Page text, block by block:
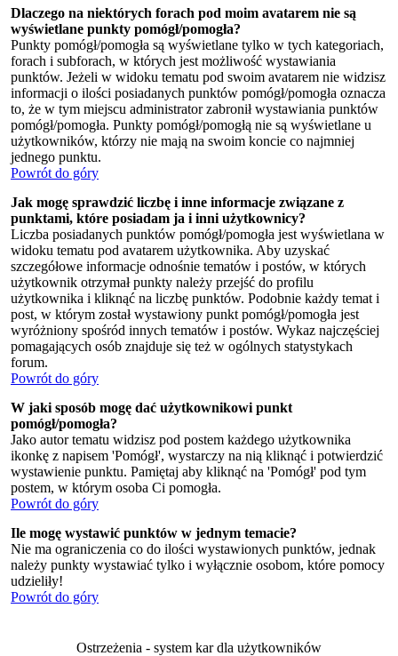
Dlaczego na niektórych forach pod moim avatarem nie są
wyświetlane punkty pomógł/pomogła?
Punkty pomógł/pomogła są wyświetlane tylko w tych kategoriach,
forach i subforach, w których jest możliwość wystawiania
punktów. Jeżeli w widoku tematu pod swoim avatarem nie widzisz
informacji o ilości posiadanych punktów pomógł/pomogła oznacza
to, że w tym miejscu administrator zabronił wystawiania punktów
pomógł/pomogła. Punkty pomógł/pomogłą nie są wyświetlane u
użytkowników, którzy nie mają na swoim koncie co najmniej
jednego punktu.
Powrót do góry
Jak mogę sprawdzić liczbę i inne informacje związane z
punktami, które posiadam ja i inni użytkownicy?
Liczba posiadanych punktów pomógł/pomogła jest wyświetlana w
widoku tematu pod avatarem użytkownika. Aby uzyskać
szczegółowe informacje odnośnie tematów i postów, w których
użytkownik otrzymał punkty należy przejść do profilu
użytkownika i kliknąć na liczbę punktów. Podobnie każdy temat i
post, w którym został wystawiony punkt pomógł/pomogła jest
wyróżniony spośród innych tematów i postów. Wykaz najczęściej
pomagających osób znajduje się też w ogólnych statystykach
forum.
Powrót do góry
W jaki sposób mogę dać użytkownikowi punkt
pomógł/pomogła?
Jako autor tematu widzisz pod postem każdego użytkownika
ikonkę z napisem 'Pomógł', wystarczy na nią kliknąć i potwierdzić
wystawienie punktu. Pamiętaj aby kliknąć na 'Pomógł' pod tym
postem, w którym osoba Ci pomogła.
Powrót do góry
Ile mogę wystawić punktów w jednym temacie?
Nie ma ograniczenia co do ilości wystawionych punktów, jednak
należy punkty wystawiać tylko i wyłącznie osobom, które pomocy
udzieliły!
Powrót do góry
Ostrzeżenia - system kar dla użytkowników